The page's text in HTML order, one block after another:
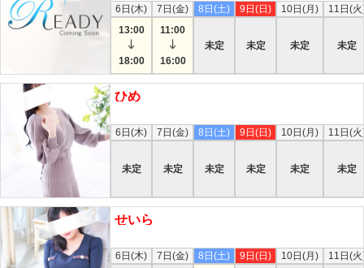
6日(木)
13:00
18:00
7日(金)
11:00
16:00
8日(土)
未定
9日(日)
未定
10日(月)
未定
11日(
未定
ひめ
6日(木)
未定
7日(金)
未定
8日(土)
未定
9日(日)
未定
10日(月)
未定
11日(
未定
せいら
6日(木) 7日(金)
8日(土)
9日(日) 10日(月) 11日(